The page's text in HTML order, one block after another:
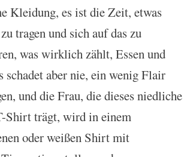
Kleidung, es ist die Zeit, etwas
tragen und sich auf das zu
was wirklich zählt, Essen und
schadet aber nie, ein wenig Flair
und die Frau, die dieses niedliche
Shirt trägt, wird in einem
oder weißen Shirt mit